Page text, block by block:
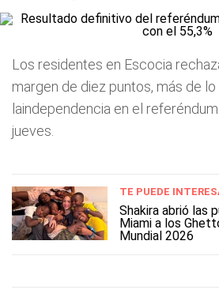
Los residentes en Escocia
margen de diez puntos, más de
laindependencia en el
jueves.
TE PUEDE
Shakira abrió las
Miami a los
Mundial 2026